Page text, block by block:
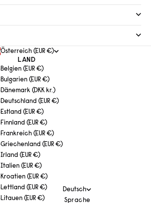
Österreich (EUR €)
LAND
Belgien (EUR €)
Bulgarien (EUR €)
Dänemark (DKK kr.)
Deutschland (EUR €)
Estland (EUR €)
Finnland (EUR €)
Frankreich (EUR €)
Griechenland (EUR €)
Irland (EUR €)
Italien (EUR €)
Kroatien (EUR €)
Lettland (EUR €)
Litauen (EUR €)
Deutsch
Sprache